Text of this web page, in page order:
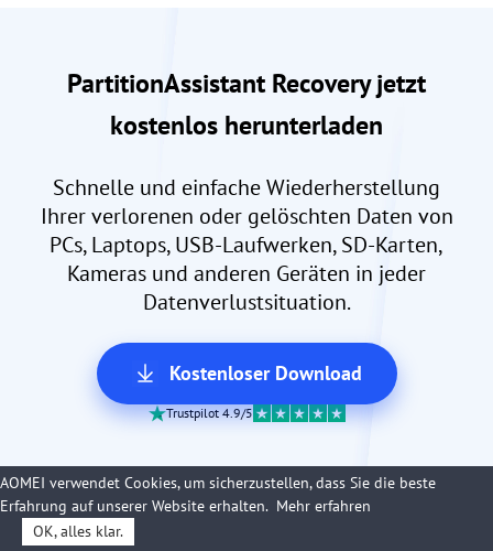
PartitionAssistant Recovery jetzt
kostenlos herunterladen
Schnelle und einfache Wiederherstellung
Ihrer verlorenen oder gelöschten Daten von
PCs, Laptops, USB-Laufwerken, SD-Karten,
Kameras und anderen Geräten in jeder
Datenverlustsituation.
Kostenloser Download
Trustpilot 4.9/5
AOMEI verwendet Cookies, um sicherzustellen, dass Sie die beste
Erfahrung auf unserer Website erhalten. Mehr erfahren
OK, alles klar.